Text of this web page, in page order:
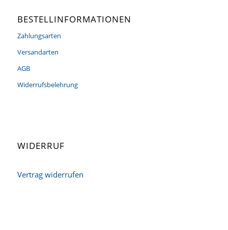
BESTELLINFORMATIONEN
Zahlungsarten
Versandarten
AGB
Widerrufsbelehrung
WIDERRUF
Vertrag widerrufen